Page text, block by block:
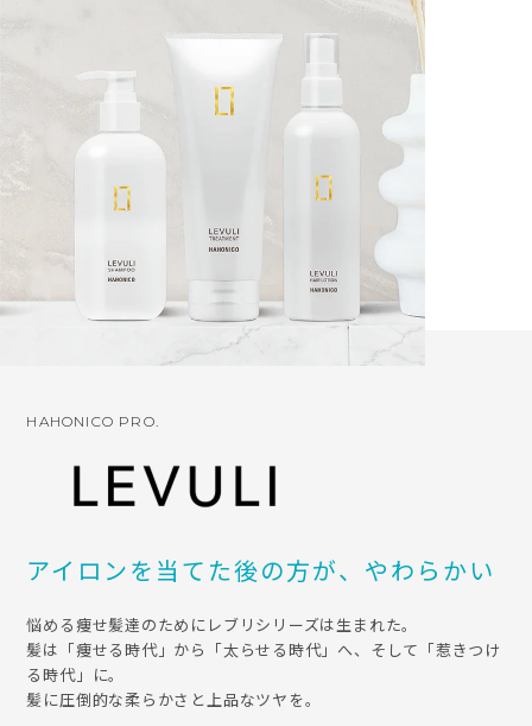
HAHONICO PRO.
アイロンを当てた後の方が、やわらかい
悩める痩せ髪達のためにレブリシリーズは生まれた。
髪は「痩せる時代」から「太らせる時代」へ、そして「惹きつけ
る時代」に。
髪に圧倒的な柔らかさと上品なツヤを。